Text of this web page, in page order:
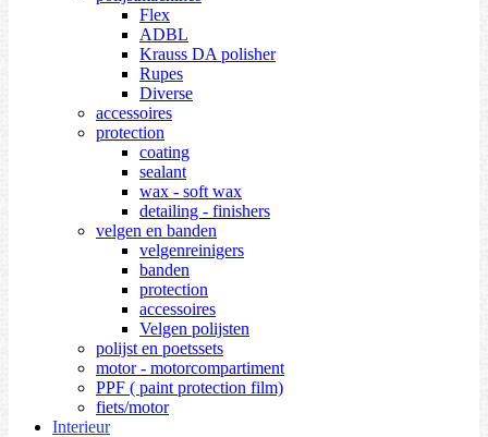
Flex
ADBL
Krauss DA polisher
Rupes
Diverse
accessoires
protection
coating
sealant
wax - soft wax
detailing - finishers
velgen en banden
velgenreinigers
banden
protection
accessoires
Velgen polijsten
polijst en poetssets
motor - motorcompartiment
PPF ( paint protection film)
fiets/motor
Interieur